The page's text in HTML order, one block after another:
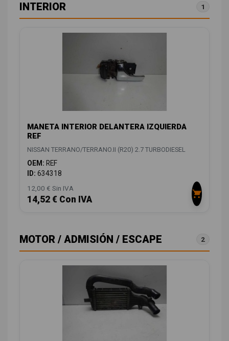
INTERIOR 1
MANETA INTERIOR DELANTERA IZQUIERDA
REF
NISSAN TERRANO/TERRANO.II (R20) 2.7 TURBODIESEL
OEM: REF
ID: 634318
12,00 € Sin IVA
14,52 € Con IVA
MOTOR / ADMISIÓN / ESCAPE 2